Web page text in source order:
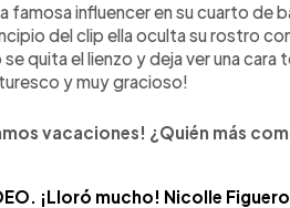
famosa influencer en su cuarto de
del clip ella oculta su rostro
quita el lienzo y deja ver una cara
y muy gracioso!
vacaciones! ¿Quién más
¡Lloró mucho! Nicolle